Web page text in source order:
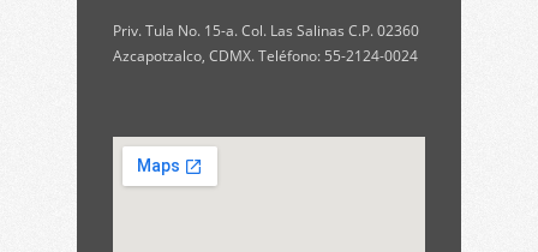
Priv. Tula No. 15-a. Col. Las Salinas C.P. 02360
Azcapotzalco, CDMX. Teléfono: 55-2124-0024